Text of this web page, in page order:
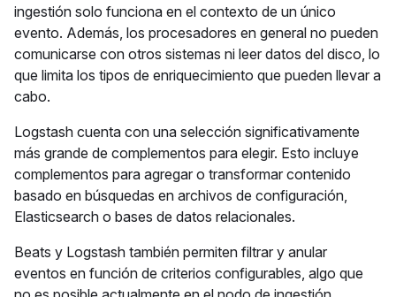
ingestión solo funciona en el contexto de un único
evento. Además, los procesadores en general no pueden
comunicarse con otros sistemas ni leer datos del disco, lo
que limita los tipos de enriquecimiento que pueden llevar a
cabo.
Logstash cuenta con una selección significativamente
más grande de complementos para elegir. Esto incluye
complementos para agregar o transformar contenido
basado en búsquedas en archivos de configuración,
Elasticsearch o bases de datos relacionales.
Beats y Logstash también permiten filtrar y anular
eventos en función de criterios configurables, algo que